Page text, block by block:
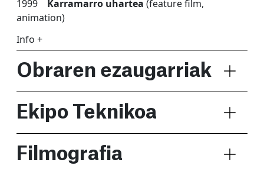
1999 Karramarro uhartea (feature film,
animation)
Info +
Obraren ezaugarriak
Ekipo Teknikoa
Filmografia